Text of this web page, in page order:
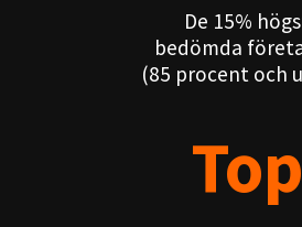
De 15%
bedömda
(85 procent och
Top